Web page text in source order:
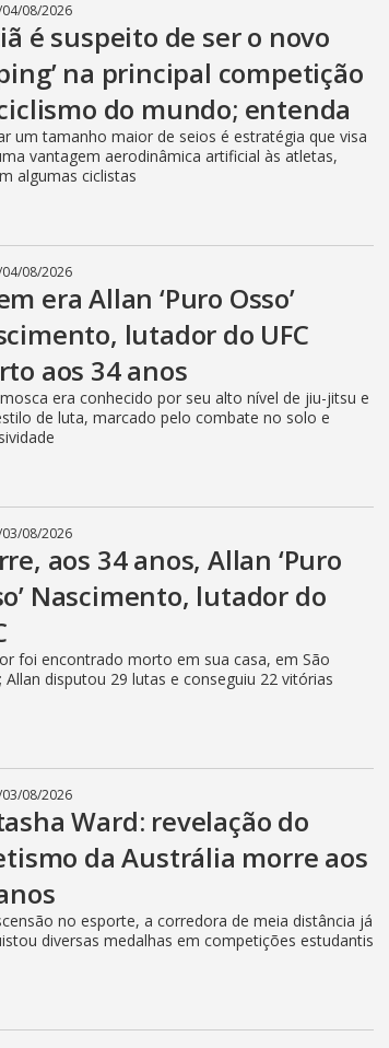
04/08/2026
é suspeito de ser o novo
na principal competição
do mundo; entenda
um tamanho maior de seios é estratégia que visa
vantagem aerodinâmica artificial às atletas,
algumas ciclistas
04/08/2026
era Allan ‘Puro Osso’
lutador do UFC
aos 34 anos
era conhecido por seu alto nível de jiu-jitsu e
de luta, marcado pelo combate no solo e
03/08/2026
aos 34 anos, Allan ‘Puro
Nascimento, lutador do
foi encontrado morto em sua casa, em São
Allan disputou 29 lutas e conseguiu 22 vitórias
03/08/2026
Ward: revelação do
da Austrália morre aos
no esporte, a corredora de meia distância já
diversas medalhas em competições estudantis